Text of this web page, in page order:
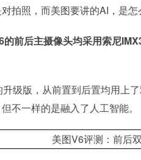
拍照，而美图要讲的AI，是怎
前后主摄像头均采用索尼
级版，从前置到后置均用上
不一样的是融入了人工智能。